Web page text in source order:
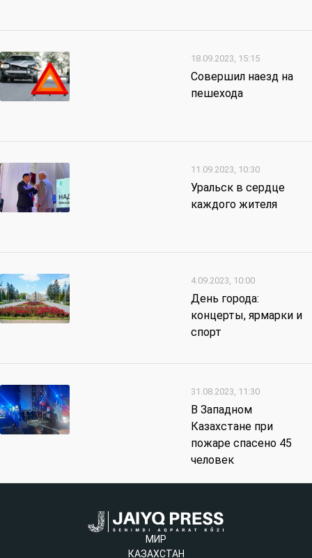
18.09.2023, 15:15
Совершил наезд на
пешехода
11.09.2023, 10:30
Уральск в сердце
каждого жителя
4.09.2023, 10:00
День города:
концерты, ярмарки и
спорт
31.08.2023, 11:30
В Западном
Казахстане при
пожаре спасено 45
человек
МИР
КАЗАХСТАН